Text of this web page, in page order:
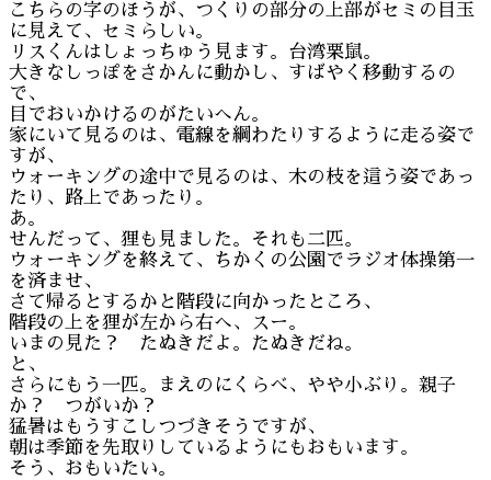
こちらの字のほうが、つくりの部分の上部がセミの目玉
に見えて、セミらしい。
リスくんはしょっちゅう見ます。台湾栗鼠。
大きなしっぽをさかんに動かし、すばやく移動するの
で、
目でおいかけるのがたいへん。
家にいて見るのは、電線を綱わたりするように走る姿で
すが、
ウォーキングの途中で見るのは、木の枝を這う姿であっ
たり、路上であったり。
あ。
せんだって、狸も見ました。それも二匹。
ウォーキングを終えて、ちかくの公園でラジオ体操第一
を済ませ、
さて帰るとするかと階段に向かったところ、
階段の上を狸が左から右へ、スー。
いまの見た？ たぬきだよ。たぬきだね。
と、
さらにもう一匹。まえのにくらべ、やや小ぶり。親子
か？ つがいか？
猛暑はもうすこしつづきそうですが、
朝は季節を先取りしているようにもおもいます。
そう、おもいたい。